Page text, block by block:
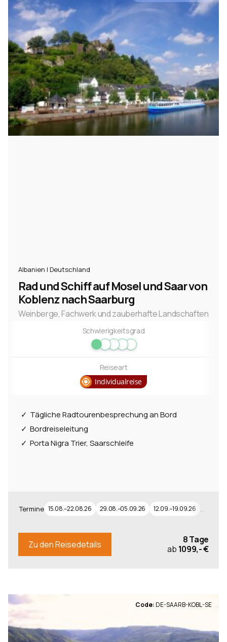
Albanien | Deutschland
Rad und Schiff auf Mosel und Saar von
Koblenz nach Saarburg
Weinberge, Fachwerk und zauberhafte Landschaften
Schwierigkeitsgrad
Reiseart
Individualreise
Tägliche Radtourenbesprechung an Bord
Bordreiseleitung
Porta Nigra Trier, Saarschleife
Termine 15.08.–22.08.26 29.08.–05.09.26 12.09.–19.09.26 …
Zu den Reisedetails
8 Tage
ab 1099,- €
Code: DE-SAARB-KOBL-SE